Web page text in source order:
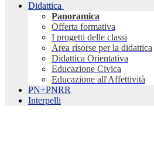
Didattica
Panoramica
Offerta formativa
I progetti delle classi
Area risorse per la didattica
Didattica Orientativa
Educazione Civica
Educazione all'Affettività
PN+PNRR
Interpelli